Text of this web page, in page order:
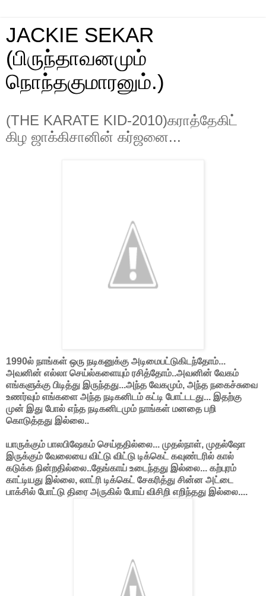
JACKIE SEKAR
(பிருந்தாவனமும்
நொந்தகுமாரனும்.)
(THE KARATE KID-2010)கராத்தேகிட்
கிழ ஜாக்கிசானின் கர்ஜனை...
1990ல் நாங்கள் ஒரு நடிகனுக்கு அடிமைபட்டுகிடந்தோம்...
அவனின் எல்லா செய்ல்களையும் ரசித்தோம்..அவனின் வேகம்
எங்களுக்கு பிடித்து இருந்தது...அந்த வேகமும், அந்த நகைச்சுவை
உணர்வும் எங்களை அந்த நடிகனிடம் கட்டி போட்டடது... இதற்கு
முன் இது போல் எந்த நடிகனிடமும் நாங்கள் மனதை பறி
கொடுத்தது இல்லை..
யாருக்கும் பாலபிஷேகம் செய்ததில்லை... முதல்நாள், முதல்ஷோ
இருக்கும் வேலையை விட்டு விட்டு டிக்கெட் கவுண்டரில் கால்
கடுக்க நின்றதில்லை..தேங்காய் உடைந்தது இல்லை... கற்புரம்
காட்டியது இல்லை, லாட்ரி டிக்கெட் சேகரித்து சின்ன அட்டை
பாக்சில் போட்டு திரை அருகில் போய் விசிறி எறிந்தது இல்லை....